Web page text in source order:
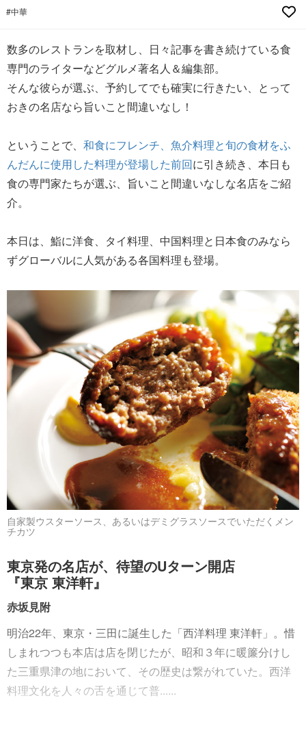
#中華
数多のレストランを取材し、日々記事を書き続けている食
専門のライターなどグルメ著名人＆編集部。
そんな彼らが選ぶ、予約してでも確実に行きたい、とって
おきの名店なら旨いこと間違いなし！
ということで、 和食にフレンチ、魚介料理と旬の食材をふ
んだんに使用した料理が登場した前回に引き続き、本日も
食の専門家たちが選ぶ、旨いこと間違いなしな名店をご紹
介。
本日は、鮨に洋食、タイ料理、中国料理と日本食のみなら
ずグローバルに人気がある各国料理も登場。
自家製ウスターソース、あるいはデミグラスソースでいただくメン
チカツ
東京発の名店が、待望のUターン開店
『東京 東洋軒』
赤坂見附
明治22年、東京・三田に誕生した「西洋料理 東洋軒」。惜
しまれつつも本店は店を閉じたが、昭和３年に暖簾分けし
た三重県津の地において、その歴史は繋がれていた。西洋
料理文化を人々の舌を通じて普......